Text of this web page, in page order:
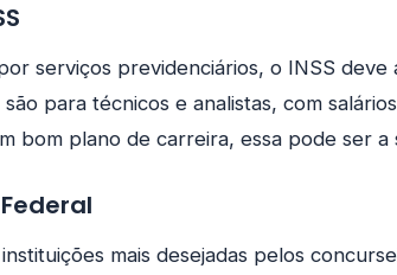
serviços previdenciários, o INSS deve
para técnicos e analistas, com
bom plano de carreira, essa pode ser a
mais desejadas pelos